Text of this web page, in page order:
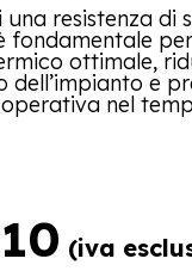
una resistenza di
fondamentale
ottimale,
dell’impianto e
nel
(iva